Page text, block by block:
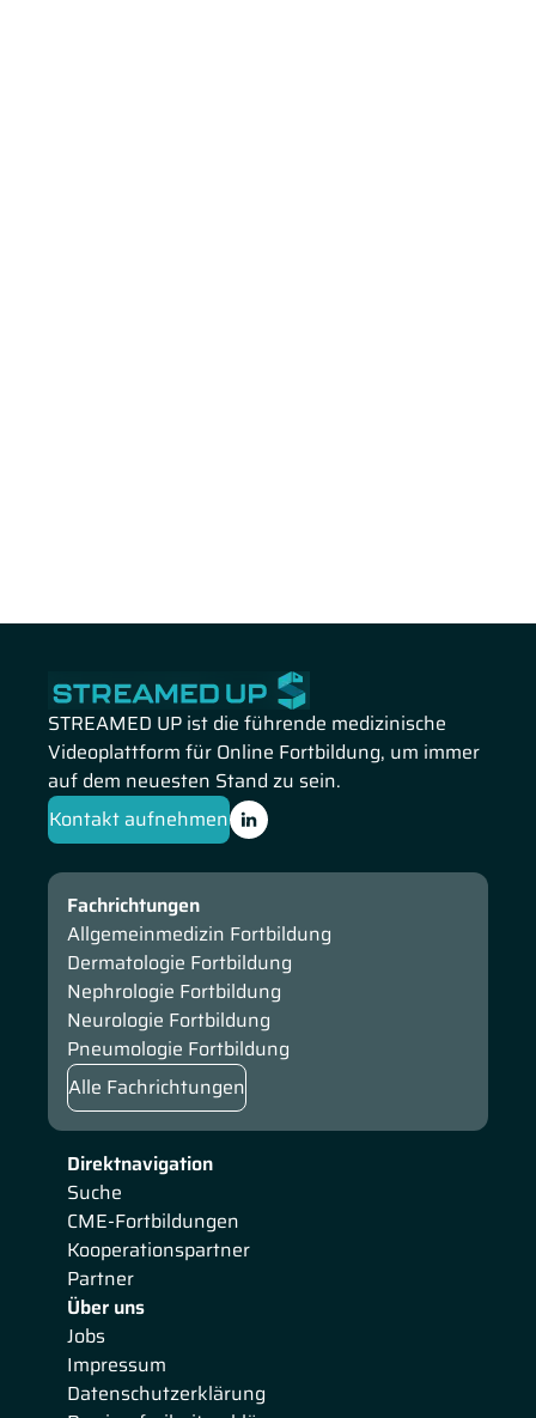
STREAMED UP ist die führende medizinische
Videoplattform für Online Fortbildung, um immer
auf dem neuesten Stand zu sein.
Kontakt aufnehmen
Direktnavigation
Suche
CME-Fortbildungen
Kooperationspartner
Partner
Über uns
Jobs
Impressum
Datenschutzerklärung
Fachrichtungen
Allgemeinmedizin Fortbildung
Dermatologie Fortbildung
Nephrologie Fortbildung
Neurologie Fortbildung
Pneumologie Fortbildung
Alle Fachrichtungen